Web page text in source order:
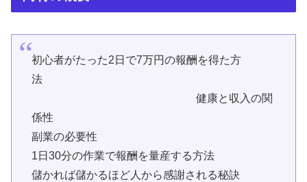
初心者がたった2日で7万円の報酬を得た方
法
健康と収入の関
係性
副業の必要性
1日30分の作業で報酬を量産する方法
儲かれば儲かるほど人から感謝される秘訣